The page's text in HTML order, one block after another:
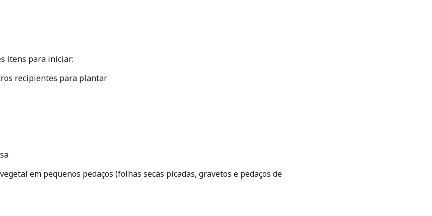
itens para iniciar:
recipientes para plantar
em pequenos pedaços (folhas secas picadas, gravetos e pedaços de